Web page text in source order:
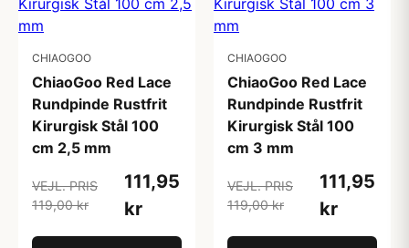
CHIAOGOO
ChiaoGoo Red Lace
Rundpinde Rustfrit
Kirurgisk Stål 100
cm 2,5 mm
VEJL. PRIS
119,00 kr
111,95
kr
CHIAOGOO
ChiaoGoo Red Lace
Rundpinde Rustfrit
Kirurgisk Stål 100
cm 3 mm
VEJL. PRIS
119,00 kr
111,95
kr